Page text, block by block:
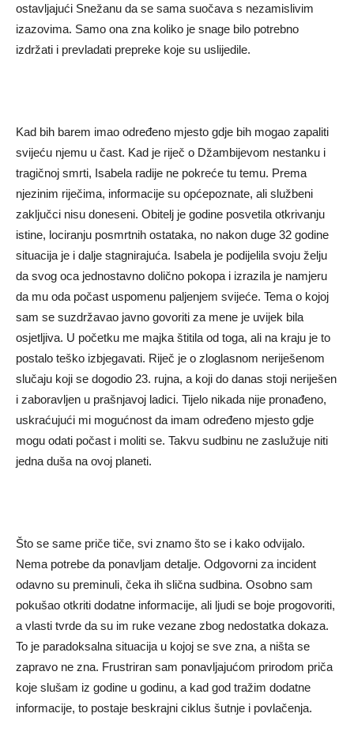
ostavljajući Snežanu da se sama suočava s nezamislivim
izazovima. Samo ona zna koliko je snage bilo potrebno
izdržati i prevladati prepreke koje su uslijedile.
Kad bih barem imao određeno mjesto gdje bih mogao zapaliti
svijeću njemu u čast. Kad je riječ o Džambijevom nestanku i
tragičnoj smrti, Isabela radije ne pokreće tu temu. Prema
njezinim riječima, informacije su općepoznate, ali službeni
zaključci nisu doneseni. Obitelj je godine posvetila otkrivanju
istine, lociranju posmrtnih ostataka, no nakon duge 32 godine
situacija je i dalje stagnirajuća. Isabela je podijelila svoju želju
da svog oca jednostavno dolično pokopa i izrazila je namjeru
da mu oda počast uspomenu paljenjem svijeće. Tema o kojoj
sam se suzdržavao javno govoriti za mene je uvijek bila
osjetljiva. U početku me majka štitila od toga, ali na kraju je to
postalo teško izbjegavati. Riječ je o zloglasnom neriješenom
slučaju koji se dogodio 23. rujna, a koji do danas stoji neriješen
i zaboravljen u prašnjavoj ladici. Tijelo nikada nije pronađeno,
uskraćujući mi mogućnost da imam određeno mjesto gdje
mogu odati počast i moliti se. Takvu sudbinu ne zaslužuje niti
jedna duša na ovoj planeti.
Što se same priče tiče, svi znamo što se i kako odvijalo.
Nema potrebe da ponavljam detalje. Odgovorni za incident
odavno su preminuli, čeka ih slična sudbina. Osobno sam
pokušao otkriti dodatne informacije, ali ljudi se boje progovoriti,
a vlasti tvrde da su im ruke vezane zbog nedostatka dokaza.
To je paradoksalna situacija u kojoj se sve zna, a ništa se
zapravo ne zna. Frustriran sam ponavljajućom prirodom priča
koje slušam iz godine u godinu, a kad god tražim dodatne
informacije, to postaje beskrajni ciklus šutnje i povlačenja.